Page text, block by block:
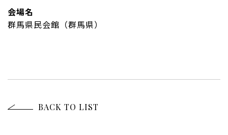
会場名
群馬県民会館（群馬県）
BACK TO LIST